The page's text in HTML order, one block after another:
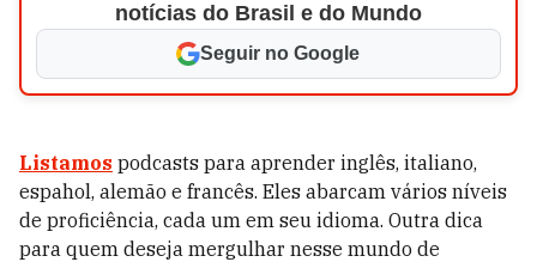
notícias do Brasil e do Mundo
Seguir no Google
Listamos podcasts para aprender inglês, italiano,
espahol, alemão e francês. Eles abarcam vários níveis
de proficiência, cada um em seu idioma. Outra dica
para quem deseja mergulhar nesse mundo de